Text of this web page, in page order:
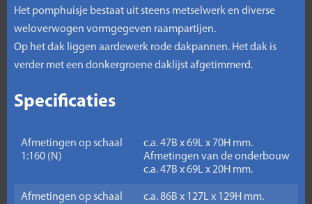
Het pomphuisje bestaat uit steens metselwerk en diverse
weloverwogen vormgegeven raampartijen.
Op het dak liggen aardewerk rode dakpannen. Het dak is
verder met een donkergroene daklijst afgetimmerd.
Specificaties
Afmetingen op schaal
1:160 (N)
c.a. 47B x 69L x 70H mm.
Afmetingen van de onderbouw
c.a. 47B x 69L x 20H mm.
Afmetingen op schaal c.a. 86B x 127L x 129H mm.